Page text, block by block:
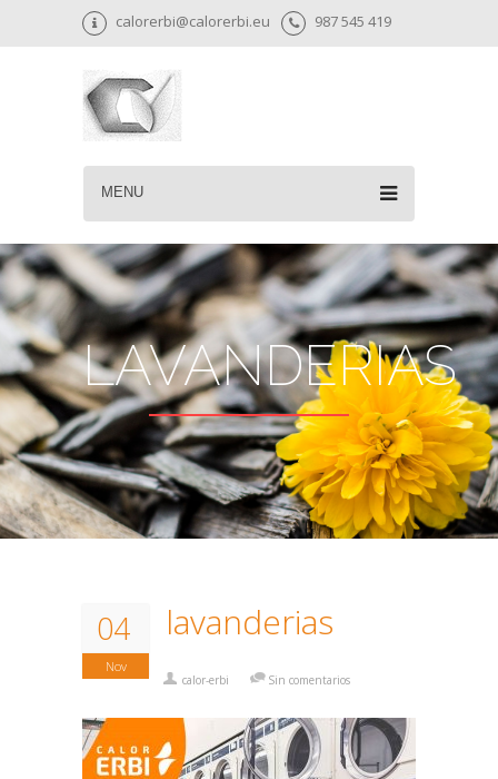
calorerbi@calorerbi.eu 987 545 419
MENU
LAVANDERIAS
04
Nov
lavanderias
calor-erbi Sin comentarios